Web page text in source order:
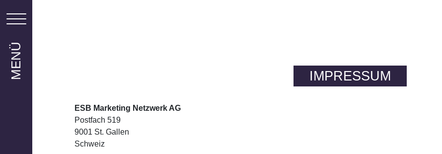
MENÜ IMPRESSUM
ESB Marketing Netzwerk AG
Postfach 519
9001 St. Gallen
Schweiz